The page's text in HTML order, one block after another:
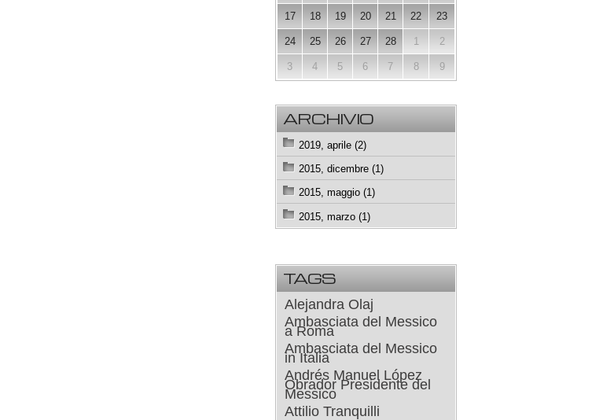
17 18 19 20 21 22 23
24 25 26 27 28 1 2
3 4 5 6 7 8 9
ARCHIVIO
2019, aprile (2)
2015, dicembre (1)
2015, maggio (1)
2015, marzo (1)
TAGS
Alejandra Olaj
Ambasciata del Messico
a Roma
Ambasciata del Messico
in Italia
Andrés Manuel López
Obrador Presidente del
Messico
Attilio Tranquilli